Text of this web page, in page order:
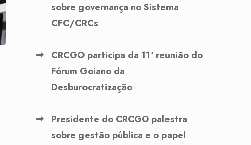
sobre governança no Sistema
CFC/CRCs
CRCGO participa da 11ª reunião do
Fórum Goiano da
Desburocratização
Presidente do CRCGO palestra
sobre gestão pública e o papel